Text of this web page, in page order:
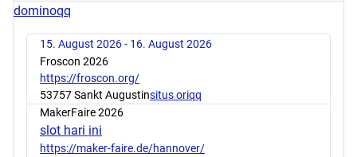
dominoqq
15. August 2026 - 16. August 2026
Froscon 2026
https://froscon.org/
53757 Sankt Augustinsitus oriqq
MakerFaire 2026
slot hari ini
https://maker-faire.de/hannover/